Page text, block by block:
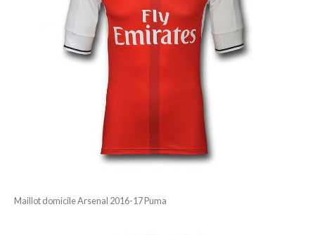
Maillot domicile Arsenal 2016-17 Puma